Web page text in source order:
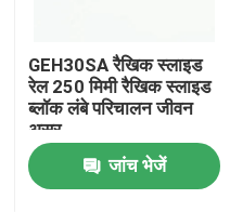
हमसे संपर्क करें
समाचार
GEH30SA रैखिक स्लाइड
रेल 250 मिमी रैखिक स्लाइड
ब्लॉक लंबे परिचालन जीवन
असर
जांच भेजें